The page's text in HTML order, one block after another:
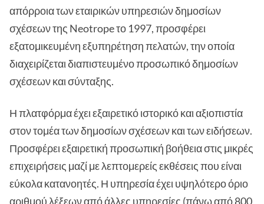
απόρροια των εταιρικών υπηρεσιών δημοσίων
σχέσεων της Neotrope το 1997, προσφέρει
εξατομικευμένη εξυπηρέτηση πελατών, την οποία
διαχειρίζεται διαπιστευμένο προσωπικό δημοσίων
σχέσεων και σύνταξης.
Η πλατφόρμα έχει εξαιρετικό ιστορικό και αξιοπιστία
στον τομέα των δημοσίων σχέσεων και των ειδήσεων.
Προσφέρει εξαιρετική προσωπική βοήθεια στις μικρές
επιχειρήσεις μαζί με λεπτομερείς εκθέσεις που είναι
εύκολα κατανοητές. Η υπηρεσία έχει υψηλότερο όριο
αριθμού λέξεων από άλλες υπηρεσίες (πάνω από 800